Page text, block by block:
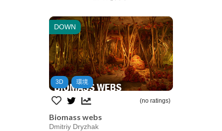
DOWN
3D 環境
(no ratings)
Biomass webs
Dmitriy Dryzhak